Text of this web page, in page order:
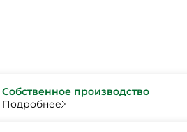
Собственное производство
Подробнее